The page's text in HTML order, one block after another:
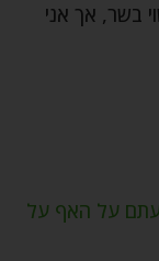
בשר, אך אני
על האף על